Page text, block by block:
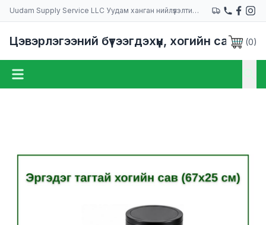
Uudam Supply Service LLC Уудам ханган нийлүүлэлтийн компани
Цэвэрлэгээний бүтээгдэхүүн, хогийн сав (0)